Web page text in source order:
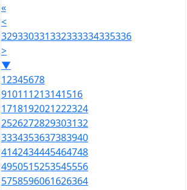
«
<
329330331332333334335336
>
▼
12345678
910111213141516
1718192021222324
2526272829303132
3334353637383940
4142434445464748
4950515253545556
5758596061626364